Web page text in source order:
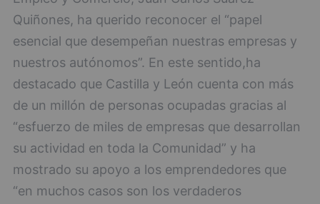
Quiñones, ha querido reconocer el “papel
esencial que desempeñan nuestras empresas y
nuestros autónomos”. En este sentido,ha
destacado que Castilla y León cuenta con más
de un millón de personas ocupadas gracias al
“esfuerzo de miles de empresas que desarrollan
su actividad en toda la Comunidad” y ha
mostrado su apoyo a los emprendedores que
“en muchos casos son los verdaderos